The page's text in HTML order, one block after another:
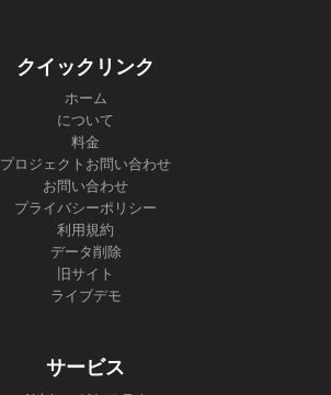
クイックリンク
ホーム
について
料金
プロジェクトお問い合わせ
お問い合わせ
プライバシーポリシー
利用規約
データ削除
旧サイト
ライブデモ
サービス